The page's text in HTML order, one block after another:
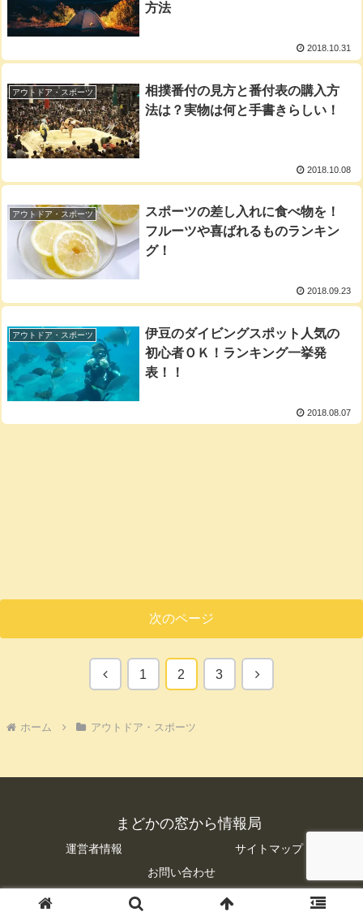
方法
2018.10.31
アウトドア・スポーツ
相撲番付の見方と番付表の購入方
法は？実物は何と手書きらしい！
2018.10.08
アウトドア・スポーツ
スポーツの差し入れに食べ物を！
フルーツや喜ばれるものランキン
グ！
2018.09.23
アウトドア・スポーツ
伊豆のダイビングスポット人気の
初心者ＯＫ！ランキング一挙発
表！！
2018.08.07
次のページ
前 1 2 3 次
ホーム アウトドア・スポーツ
まどかの窓から情報局
運営者情報
サイトマップ
お問い合わせ
© 2016 まどかの窓から情報局.